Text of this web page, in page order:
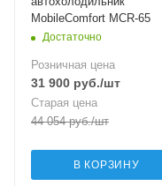
MobileComfort MCR-65
Достаточно
Розничная цена
31 900 руб./шт
Старая цена
44 054руб./шт
В КОРЗИНУ